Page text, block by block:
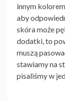
innym
aby
skóra może
dodatki, to
muszą
stawiamy na
pisaliśmy w